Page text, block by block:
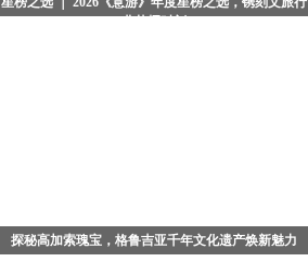
探秘高加索瑰宝，格鲁吉亚千年文化遗产焕新魅力